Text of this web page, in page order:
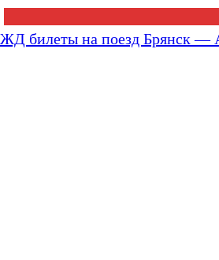
ЖД билеты на поезд Брянск —